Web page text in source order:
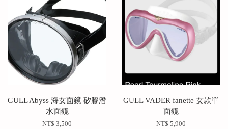
GULL Abyss 海女面鏡 矽膠潛
水面鏡
NT$ 3,500
GULL VADER fanette 女款單
面鏡
NT$ 5,900